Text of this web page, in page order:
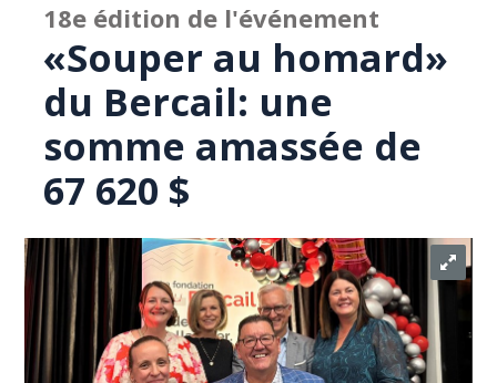
18e édition de l'événement
«Souper au homard»
du Bercail: une
somme amassée de
67 620 $